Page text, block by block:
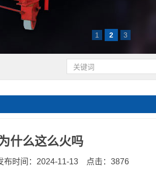
1 2 3
什么这么火吗
布时间：2024-11-13 点击：3876